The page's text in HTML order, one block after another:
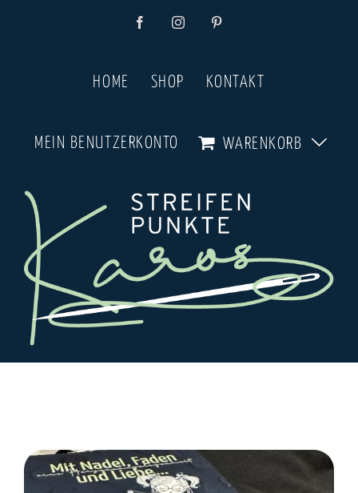
FacebookInstagramPinterest
HOME SHOP KONTAKT
MEIN BENUTZERKONTO WARENKORB